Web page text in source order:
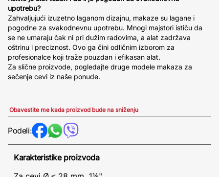
upotrebu?
Zahvaljujući izuzetno laganom dizajnu, makaze su lagane i
pogodne za svakodnevnu upotrebu. Mnogi majstori ističu da
se ne umaraju čak ni pri dužim radovima, a alat zadržava
oštrinu i preciznost. Ovo ga čini odličnim izborom za
profesionalce koji traže pouzdan i efikasan alat.
Za slične proizvode, pogledajte druge modele makaza za
sečenje cevi iz naše ponude.
Obavestite me kada proizvod bude na sniženju
Podeli:
Karakteristike proizvoda